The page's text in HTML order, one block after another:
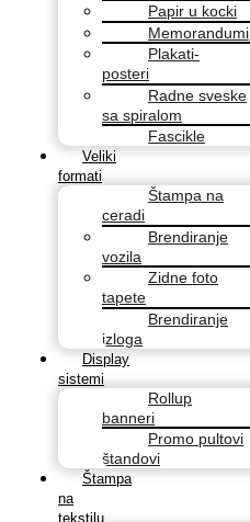
Papir u kocki
Memorandumi
Plakati-
posteri
Radne sveske
sa spiralom
Fascikle
Veliki
formati
Štampa na
ceradi
Brendiranje
vozila
Zidne foto
tapete
Brendiranje
izloga
Display
sistemi
Rollup
banneri
Promo pultovi
štandovi
Štampa
na
tekstilu